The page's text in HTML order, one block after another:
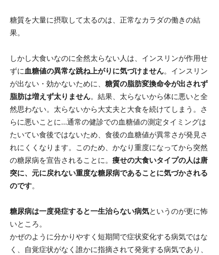
糖質を大量に摂取して太るのは、正常なカラダの働きの結
果。
しかし大食いなのに全然太らない人は、インスリンが作用せ
ずに血糖値の異常な跳ね上がりに気づけません。インスリン
が出ない・効かないために、 糖質の脂肪変換命令が出されず
脂肪は増えず太りません。結果、太らないから体に悪いと全
然思わない。太らないから大丈夫と大食を続けてしまう。さ
らに悪いことに…通常の健診での血糖値の測定タイミングは
たいてい食後ではないため、食後の血糖値が異常さが発見さ
れにくくなります。このため、かなり重度になってから突然
の糖尿病を宣告されることに。 痩せの大食いタイプの人は唐
突に、元に戻れない重度な糖尿病であることに気づかされる
のです。
糖尿病は一度発症すると一生治らない病気というのが更に怖
いところ。
かぜのように分かりやすく短期間で症状変化する病気ではな
く、自覚症状がなく誰かに指摘されて発覚する病気であり、